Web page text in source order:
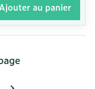
Ajouter au panier